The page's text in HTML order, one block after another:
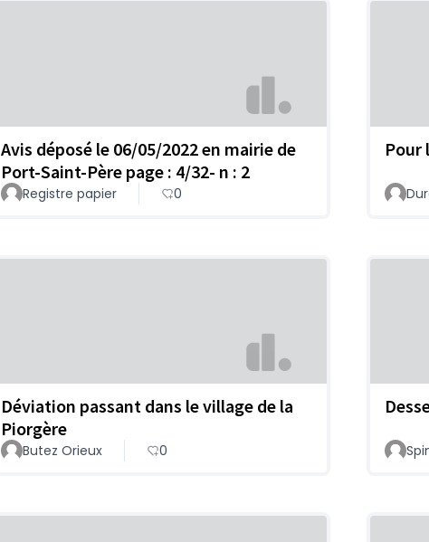
Avis déposé le 06/05/2022 en mairie de
Port-Saint-Père page : 4/32- n : 2
Registre papier 0
Pour
Déviation passant dans le village de la
Piorgère
Butez Orieux 0